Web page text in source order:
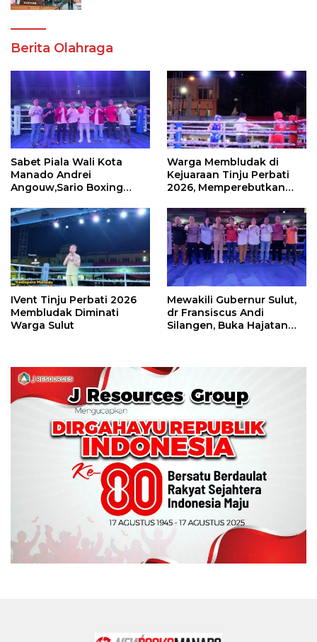
Berita Olahraga
Sabet Piala Wali Kota
Manado Andrei
Angouw,Sario Boxing
Perbati 2026
Warga Membludak di
Kejuaraan Tinju Perbati
2026, Memperebutkan
IVent Tinju Perbati 2026
Membludak Diminati
Warga Sulut
Mewakili Gubernur Sulut,
dr Fransiscus Andi
Silangen, Buka Hajatan